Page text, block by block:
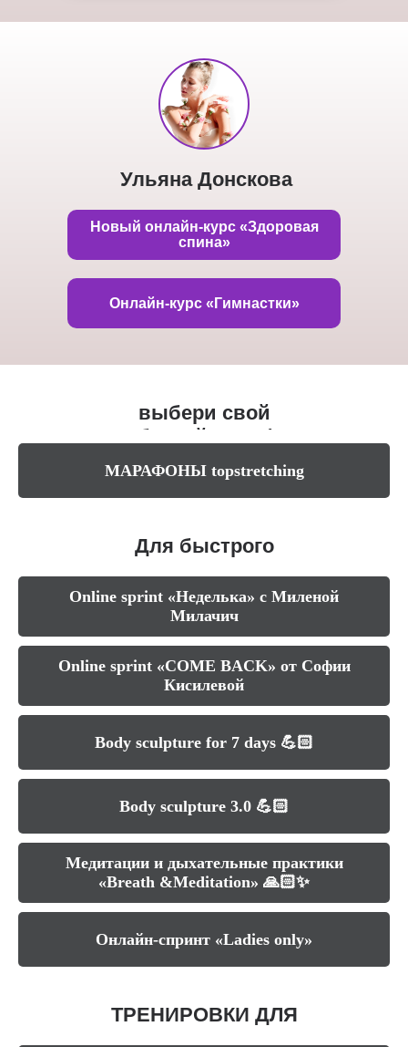
Новый онлайн-курс «Здоровая
спина»
Ульяна Донскова
Онлайн-курс «Гимнастки»
выбери свой
любимый марафон
МАРАФОНЫ topstretching
Для быстрого
Online sprint «Неделька» с Миленой
Милачич
Online sprint «COME BACK» от Софии
Кисилевой
Body sculpture for 7 days 💪🏻
Body sculpture 3.0 💪🏻
Медитации и дыхательные практики
«Breath &Meditation» 🙏🏻✨
Онлайн-спринт «Ladies only»
ТРЕНИРОВКИ ДЛЯ